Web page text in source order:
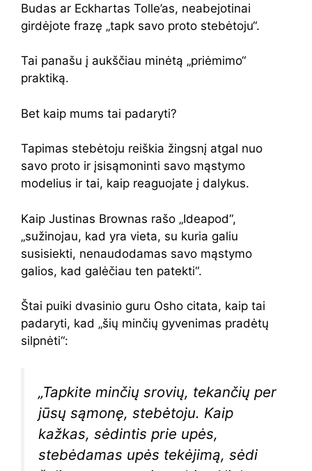
Budas ar Eckhartas Tolle’as, neabejotinai
girdėjote frazę „tapk savo proto stebėtoju“.
Tai panašu į aukščiau minėtą „priėmimo“
praktiką.
Bet kaip mums tai padaryti?
Tapimas stebėtoju reiškia žingsnį atgal nuo
savo proto ir įsisąmoninti savo mąstymo
modelius ir tai, kaip reaguojate į dalykus.
Kaip Justinas Brownas rašo „Ideapod“,
„sužinojau, kad yra vieta, su kuria galiu
susisiekti, nenaudodamas savo mąstymo
galios, kad galėčiau ten patekti“.
Štai puiki dvasinio guru Osho citata, kaip tai
padaryti, kad „šių minčių gyvenimas pradėtų
silpnėti“:
„Tapkite minčių srovių, tekančių per
jūsų sąmonę, stebėtoju. Kaip
kažkas, sėdintis prie upės,
stebėdamas upės tekėjimą, sėdi